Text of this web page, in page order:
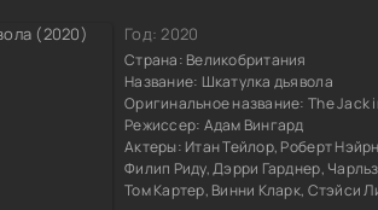
Год:2020
Страна: Великобритания
Название: Шкатулка дьявола
Оригинальное название: The Jack
Режиссер: Адам Вингард
Актеры: Итан Тейлор, Роберт
Филип Риду, Дэрри Гарднер,
Том Картер, Винни Кларк, Стэйси